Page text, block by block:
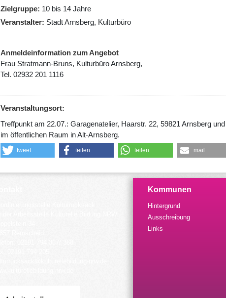
Zielgruppe
10 bis 14 Jahre
Veranstalter
Stadt Arnsberg, Kulturbüro
Anmeldeinformation zum Angebot
Frau Stratmann-Bruns, Kulturbüro Arnsberg,
Tel. 02932 201 1116
Veranstaltungsort:
Treffpunkt am 22.07.: Garagenatelier, Haarstr. 22, 59821 Arnsberg und
im öffentlichen Raum in Alt-Arnsberg.
tweet teilen teilen mail
Kommunen
Hintergrund
Ausschreibung
Links